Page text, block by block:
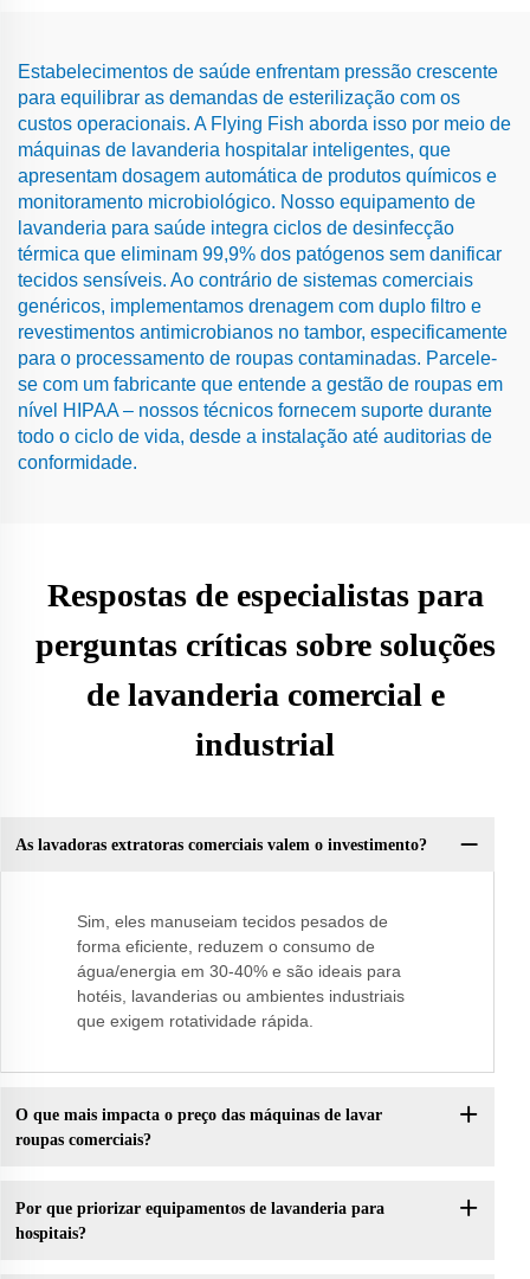
Estabelecimentos de saúde enfrentam pressão crescente
para equilibrar as demandas de esterilização com os
custos operacionais. A Flying Fish aborda isso por meio de
máquinas de lavanderia hospitalar inteligentes, que
apresentam dosagem automática de produtos químicos e
monitoramento microbiológico. Nosso equipamento de
lavanderia para saúde integra ciclos de desinfecção
térmica que eliminam 99,9% dos patógenos sem danificar
tecidos sensíveis. Ao contrário de sistemas comerciais
genéricos, implementamos drenagem com duplo filtro e
revestimentos antimicrobianos no tambor, especificamente
para o processamento de roupas contaminadas. Parcele-
se com um fabricante que entende a gestão de roupas em
nível HIPAA – nossos técnicos fornecem suporte durante
todo o ciclo de vida, desde a instalação até auditorias de
conformidade.
Respostas de especialistas para
perguntas críticas sobre soluções
de lavanderia comercial e
industrial
As lavadoras extratoras comerciais valem o investimento?
Sim, eles manuseiam tecidos pesados de
forma eficiente, reduzem o consumo de
água/energia em 30-40% e são ideais para
hotéis, lavanderias ou ambientes industriais
que exigem rotatividade rápida.
O que mais impacta o preço das máquinas de lavar
roupas comerciais?
Por que priorizar equipamentos de lavanderia para
hospitais?